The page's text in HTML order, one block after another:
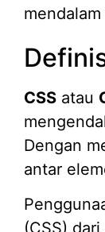
CSS atau
Dengan
antar